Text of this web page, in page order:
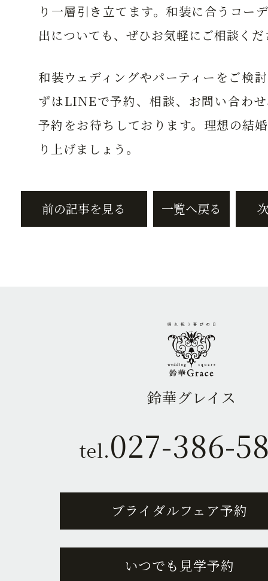
り一層引き立てます。和装に合うコー
出についても、ぜひお気軽にご相談く
和装ウェディングやパーティーをご検
ずはLINEで予約、相談、お問い合わ
予約をお待ちしております。理想の結
り上げましょう。
前の記事を見る 一覧へ戻る
鈴華グレイス
tel.027-386-
ブライダルフェア予約
いつでも見学予約